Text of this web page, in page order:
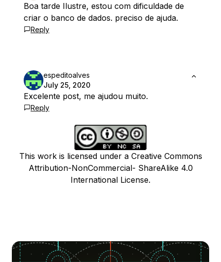
Boa tarde Ilustre, estou com dificuldade de
criar o banco de dados. preciso de ajuda.
Reply
espeditoalves
July 25, 2020
Excelente post, me ajudou muito.
Reply
This work is licensed under a Creative Commons
Attribution-NonCommercial- ShareAlike 4.0
International License.